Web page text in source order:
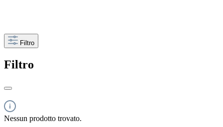
Filtro
Filtro
Nessun prodotto trovato.